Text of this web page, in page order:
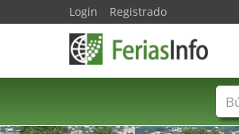
Login Registrado